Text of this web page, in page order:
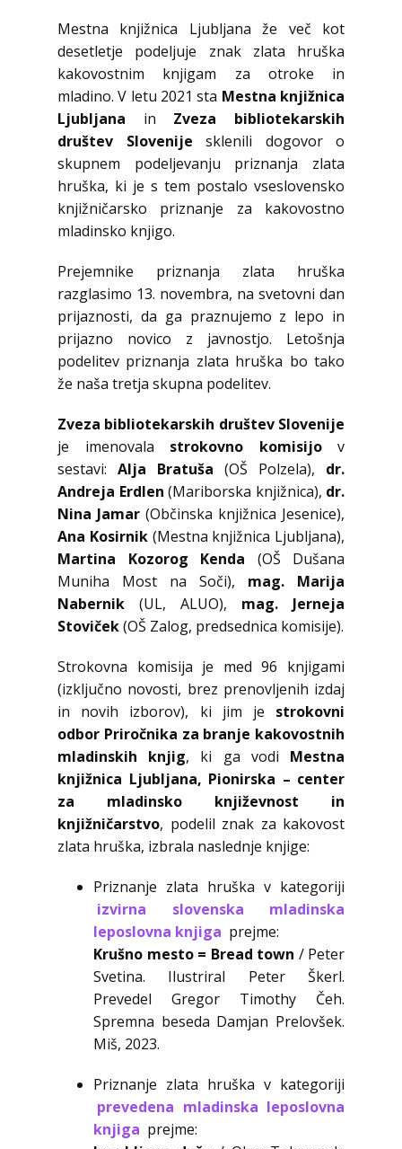
Mestna knjižnica Ljubljana že več kot
desetletje podeljuje znak zlata hruška
kakovostnim knjigam za otroke in
mladino. V letu 2021 sta Mestna knjižnica
Ljubljana in Zveza bibliotekarskih
društev Slovenije sklenili dogovor o
skupnem podeljevanju priznanja zlata
hruška, ki je s tem postalo vseslovensko
knjižničarsko priznanje za kakovostno
mladinsko knjigo.
Prejemnike priznanja zlata hruška
razglasimo 13. novembra, na svetovni dan
prijaznosti, da ga praznujemo z lepo in
prijazno novico z javnostjo. Letošnja
podelitev priznanja zlata hruška bo tako
že naša tretja skupna podelitev.
Zveza bibliotekarskih društev Slovenije
je imenovala strokovno komisijov
sestavi: Alja Bratuša (OŠ Polzela), dr.
Andreja Erdlen (Mariborska knjižnica), dr.
Nina Jamar (Občinska knjižnica Jesenice),
Ana Kosirnik (Mestna knjižnica Ljubljana),
Martina Kozorog Kenda (OŠ Dušana
Muniha Most na Soči), mag. Marija
Nabernik (UL, ALUO), mag. Jerneja
Stoviček(OŠ Zalog, predsednica komisije).
Strokovna komisija je med 96 knjigami
(izključno novosti, brez prenovljenih izdaj
in novih izborov), ki jim je strokovni
odbor Priročnika za branje kakovostnih
mladinskih knjig, ki ga vodi Mestna
knjižnica Ljubljana, Pionirska – center
za mladinsko književnost in
knjižničarstvo, podelil znak za kakovost
zlata hruška, izbrala naslednje knjige:
Priznanje zlata hruška v kategoriji
izvirna slovenska mladinska
leposlovna knjiga prejme:
Krušno mesto = Bread town / Peter
Svetina. Ilustriral Peter Škerl.
Prevedel Gregor Timothy Čeh.
Spremna beseda Damjan Prelovšek.
Miš, 2023.
Priznanje zlata hruška v kategoriji
prevedena mladinska leposlovna
knjiga prejme: